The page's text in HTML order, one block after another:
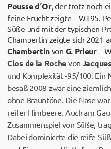
Pousse d´Or, der trotz noch
feine Frucht zeigte – WT95.
Süße und mit der typischen
Chambertin zeigte sich 2021
Chambertin von G. Prieur–
Clos de la Roche von
und Komplexität -95/100. Ein
besaß 2008 zwar eine
ohne Brauntöne. Die Nase
reifer Himbeere. Auch am
Zusammenspiel von Süße,
Dabei dominierte die reife